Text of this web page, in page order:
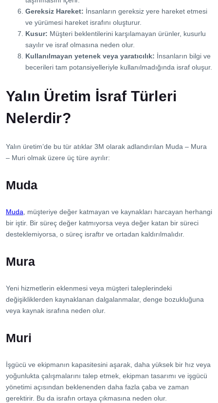
Gereksiz Hareket: İnsanların gereksiz yere hareket etmesi
ve yürümesi hareket israfını oluşturur.
Kusur: Müşteri beklentilerini karşılamayan ürünler, kusurlu
sayılır ve israf olmasına neden olur.
Kullanılmayan yetenek veya yaratıcılık: İnsanların bilgi ve
becerileri tam potansiyelleriyle kullanılmadığında israf oluşur.
Yalın Üretim İsraf Türleri
Nelerdir?
Yalın üretim’de bu tür atıklar 3M olarak adlandırılan Muda – Mura
– Muri olmak üzere üç türe ayrılır:
Muda
Muda, müşteriye değer katmayan ve kaynakları harcayan herhangi
bir iştir. Bir süreç değer katmıyorsa veya değer katan bir süreci
desteklemiyorsa, o süreç israftır ve ortadan kaldırılmalıdır.
Mura
Yeni hizmetlerin eklenmesi veya müşteri taleplerindeki
değişikliklerden kaynaklanan dalgalanmalar, denge bozukluğuna
veya kaynak israfına neden olur.
Muri
İşgücü ve ekipmanın kapasitesini aşarak, daha yüksek bir hız veya
yoğunlukta çalışmalarını talep etmek, ekipman tasarımı ve işgücü
yönetimi açısından beklenenden daha fazla çaba ve zaman
gerektirir. Bu da israfın ortaya çıkmasına neden olur.